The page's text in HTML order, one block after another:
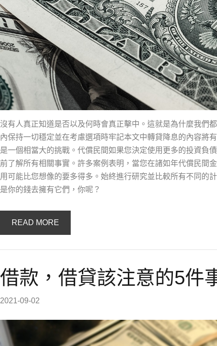
沒有人真正知道是否以及何時會真正擊中。這就是為什麼我們
內保持一切穩定並在考慮選項時牢記本文中轉貸降息的內容將
是一個相當大的挑戰。代償民間如果您決定使用更多的投資負
前了解所有相關事實。許多案例表明，當您在諸如年代償民間
用可能比您想像的要多得多。始終進行研究並比較所有不同的
是你的錢去擁有它們，你呢？
READ MORE
借款，借貸該注意的5件
2021-09-02